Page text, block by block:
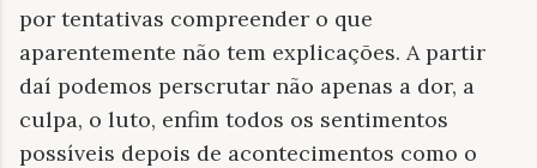
por tentativas compreender o que
aparentemente não tem explicações. A partir
daí podemos perscrutar não apenas a dor, a
culpa, o luto, enfim todos os sentimentos
possíveis depois de acontecimentos como o